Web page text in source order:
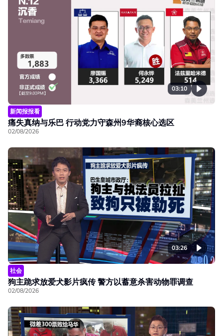
03:10
新闻报报看
痛失真纳与乐巴 行动党力守森州9华裔核心选区
02/08/2026
03:26
社会
狗主跪求放爱犬影片疯传 警方以蓄意杀害动物罪调查
02/08/2026